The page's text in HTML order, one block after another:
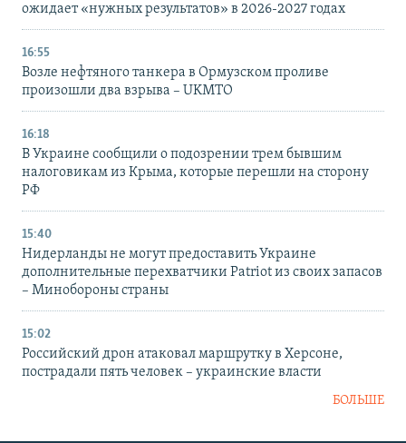
ожидает «нужных результатов» в 2026-2027 годах
16:55
Возле нефтяного танкера в Ормузском проливе
произошли два взрыва – UKMTO
16:18
В Украине сообщили о подозрении трем бывшим
налоговикам из Крыма, которые перешли на сторону
РФ
15:40
Нидерланды не могут предоставить Украине
дополнительные перехватчики Patriot из своих запасов
– Минобороны страны
15:02
Российский дрон атаковал маршрутку в Херсоне,
пострадали пять человек – украинские власти
БОЛЬШЕ